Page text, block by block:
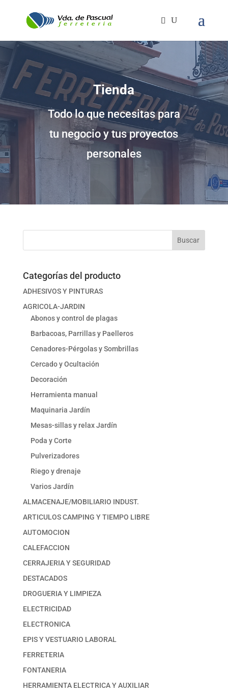
Tienda
Todo lo que necesitas para
tu negocio y tus proyectos
personales
Buscar
Categorías del producto
ADHESIVOS Y PINTURAS
AGRICOLA-JARDIN
Abonos y control de plagas
Barbacoas, Parrillas y Paelleros
Cenadores-Pérgolas y Sombrillas
Cercado y Ocultación
Decoración
Herramienta manual
Maquinaria Jardín
Mesas-sillas y relax Jardín
Poda y Corte
Pulverizadores
Riego y drenaje
Varios Jardín
ALMACENAJE/MOBILIARIO INDUST.
ARTICULOS CAMPING Y TIEMPO LIBRE
AUTOMOCION
CALEFACCION
CERRAJERIA Y SEGURIDAD
DESTACADOS
DROGUERIA Y LIMPIEZA
ELECTRICIDAD
ELECTRONICA
EPIS Y VESTUARIO LABORAL
FERRETERIA
FONTANERIA
HERRAMIENTA ELECTRICA Y AUXILIAR